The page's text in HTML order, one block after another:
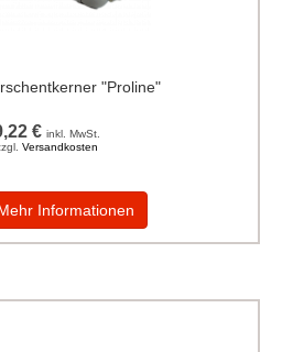
"Proline"
€ inkl. MwSt.
Versandkosten
Informationen